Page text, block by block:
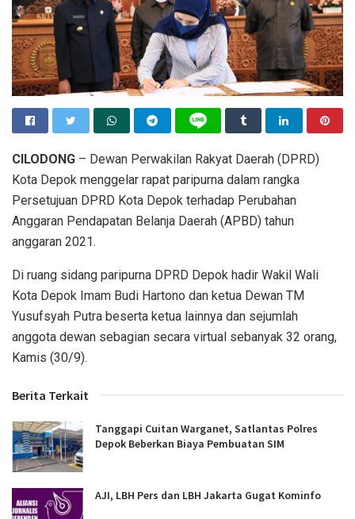
CILODONG – Dewan Perwakilan Rakyat Daerah (DPRD)
Kota Depok menggelar rapat paripurna dalam rangka
Persetujuan DPRD Kota Depok terhadap Perubahan
Anggaran Pendapatan Belanja Daerah (APBD) tahun
anggaran 2021.
Di ruang sidang paripurna DPRD Depok hadir Wakil Wali
Kota Depok Imam Budi Hartono dan ketua Dewan TM
Yusufsyah Putra beserta ketua lainnya dan sejumlah
anggota dewan sebagian secara virtual sebanyak 32 orang,
Kamis (30/9).
Berita Terkait
Tanggapi Cuitan Warganet, Satlantas Polres
Depok Beberkan Biaya Pembuatan SIM
AJI, LBH Pers dan LBH Jakarta Gugat Kominfo